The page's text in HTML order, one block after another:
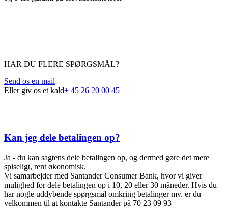
HAR DU FLERE SPØRGSMÅL?
Send os en mail
Eller giv os et kald+ 45 26 20 00 45
Kan jeg dele betalingen op?
Ja - du kan sagtens dele betalingen op, og dermed gøre det mere
spiseligt, rent økonomisk.
Vi samarbejder med Santander Consumer Bank, hvor vi giver
mulighed for dele betalingen op i 10, 20 eller 30 måneder. Hvis du
har nogle uddybende spørgsmål omkring betalinger mv. er du
velkommen til at kontakte Santander på 70 23 09 93